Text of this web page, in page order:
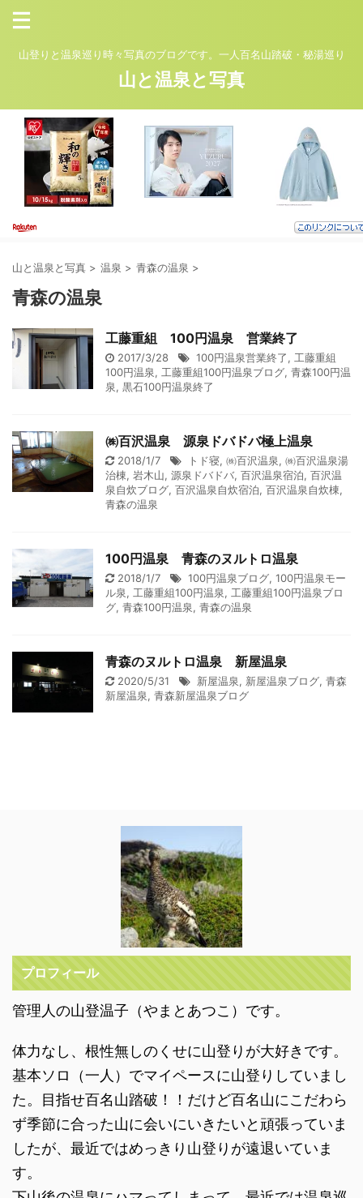
山登りと温泉巡り時々写真のブログです。一人百名山踏破・秘湯巡り
山と温泉と写真
山と温泉と写真 > 温泉 > 青森の温泉 >
青森の温泉
工藤重組 100円温泉 営業終了
2017/3/28 100円温泉営業終了, 工藤重組
100円温泉, 工藤重組100円温泉ブログ, 青森100円温
泉, 黒石100円温泉終了
㈱百沢温泉 源泉ドバドバ極上温泉
2018/1/7 トド寝, ㈱百沢温泉, ㈱百沢温泉湯
治棟, 岩木山, 源泉ドバドバ, 百沢温泉宿泊, 百沢温
泉自炊ブログ, 百沢温泉自炊宿泊, 百沢温泉自炊棟,
青森の温泉
100円温泉 青森のヌルトロ温泉
2018/1/7 100円温泉ブログ, 100円温泉モー
ル泉, 工藤重組100円温泉, 工藤重組100円温泉ブロ
グ, 青森100円温泉, 青森の温泉
青森のヌルトロ温泉 新屋温泉
2020/5/31 新屋温泉, 新屋温泉ブログ, 青森
新屋温泉, 青森新屋温泉ブログ
プロフィール
管理人の山登温子（やまとあつこ）です。
体力なし、根性無しのくせに山登りが大好きです。
基本ソロ（一人）でマイペースに山登りしていまし
た。目指せ百名山踏破！！だけど百名山にこだわら
ず季節に合った山に会いにいきたいと頑張っていま
したが、最近ではめっきり山登りが遠退いていま
す。